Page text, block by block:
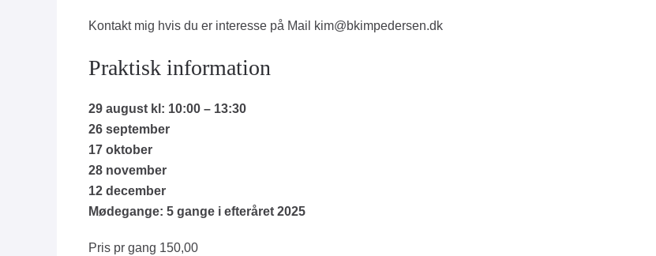
Kontakt mig hvis du er interesse på Mail kim@bkimpedersen.dk
Praktisk information
29 august kl: 10:00 – 13:30
26 september
17 oktober
28 november
12 december
Mødegange: 5 gange i efteråret 2025
Pris pr gang 150,00